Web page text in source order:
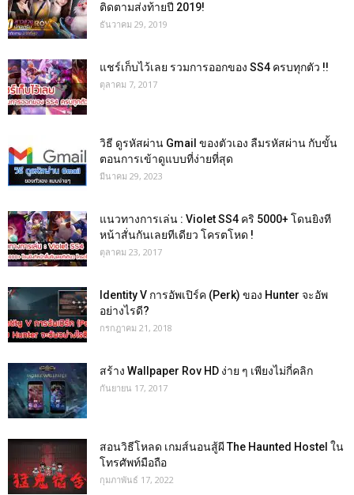
ติดตามส่งท้ายปี 2019!
ธันวาคม 29, 2019
แชร์เก็บไว้เลย รวมการออกของ SS4 ครบทุกตัว !!
ตุลาคม 7, 2017
วิธี ดูรหัสผ่าน Gmail ของตัวเอง ลืมรหัสผ่าน กับขั้น
ตอนการเข้าดูแบบที่ง่ายที่สุด
มีนาคม 29, 2023
แนวทางการเล่น : Violet SS4 คริ 5000+ โดนยิงที
หน้าสั่นกันเลยทีเดียว โครตโหด !
ตุลาคม 23, 2017
Identity V การอัพเปิร์ค (Perk) ของ Hunter จะอัพ
อย่างไรดี?
กรกฎาคม 21, 2018
สร้าง Wallpaper Rov HD ง่าย ๆ เพียงไม่กี่คลิก
กันยายน 17, 2017
สอนวิธีโหลด เกมส์นอนสู้ผี The Haunted Hostel ใน
โทรศัพท์มือถือ
กุมภาพันธ์ 17, 2022